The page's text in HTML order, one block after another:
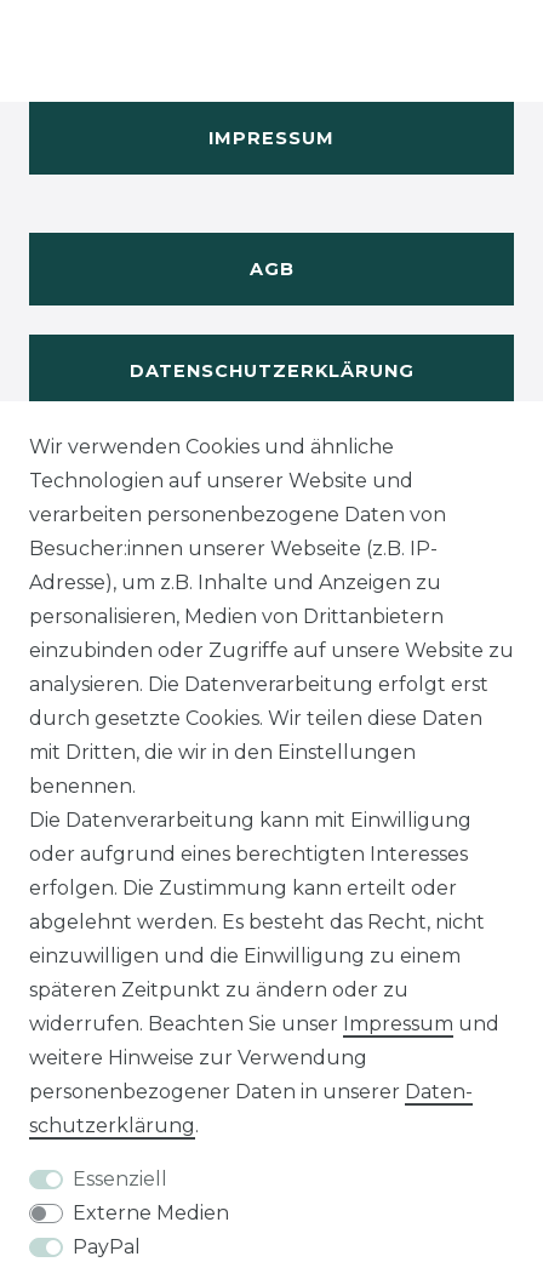
IMPRESSUM
AGB
DATENSCHUTZERKLÄRUNG
WIDERUFSRECHT
KONTAKT
Sie sind Händlerund möchten Sich mit uns
in Verbindung setzen?
unter:
0421 - 7942081
Unseren Händlershop finden Sie hier:
https://b2b-popshotsstudios.de/
Wir versenden mit
Unsere Zahlungsarten
Wir verwenden Cookies und ähnliche
Technologien auf unserer Website und
verarbeiten personenbezogene Daten von
Besucher:innen unserer Webseite (z.B. IP-
Adresse), um z.B. Inhalte und Anzeigen zu
personalisieren, Medien von Drittanbietern
einzubinden oder Zugriffe auf unsere Website zu
analysieren. Die Datenverarbeitung erfolgt erst
durch gesetzte Cookies. Wir teilen diese Daten
mit Dritten, die wir in den Einstellungen
benennen.
Die Datenverarbeitung kann mit Einwilligung
oder aufgrund eines berechtigten Interesses
erfolgen. Die Zustimmung kann erteilt oder
abgelehnt werden. Es besteht das Recht, nicht
einzuwilligen und die Einwilligung zu einem
späteren Zeitpunkt zu ändern oder zu
widerrufen. Beachten Sie unser Impressum und
weitere Hinweise zur Verwendung
personenbezogener Daten in unserer Daten­
schutz­erklärung.
Essenziell
Externe Medien
PayPal